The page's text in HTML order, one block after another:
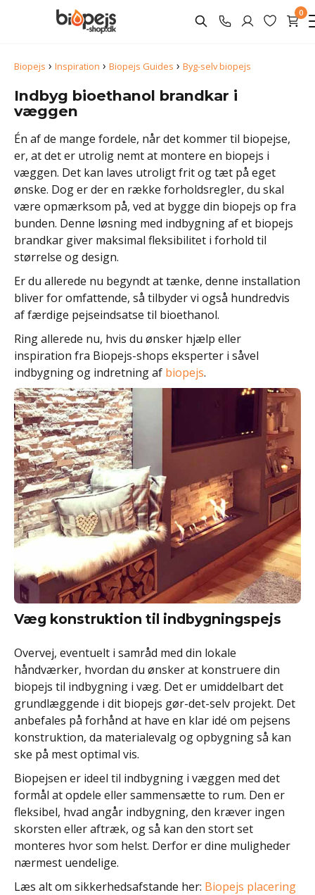
0
Biopejs › Inspiration › Biopejs Guides › Byg-selv biopejs
Indbyg bioethanol brandkar i
væggen
Én af de mange fordele, når det kommer til biopejse,
er, at det er utrolig nemt at montere en biopejs i
væggen. Det kan laves utroligt frit og tæt på eget
ønske. Dog er der en række forholdsregler, du skal
være opmærksom på, ved at bygge din biopejs op fra
bunden. Denne løsning med indbygning af et biopejs
brandkar giver maksimal fleksibilitet i forhold til
størrelse og design.
Er du allerede nu begyndt at tænke, denne installation
bliver for omfattende, så tilbyder vi også hundredvis
af færdige pejseindsatse til bioethanol.
Ring allerede nu, hvis du ønsker hjælp eller
inspiration fra Biopejs-shops eksperter i såvel
indbygning og indretning af biopejs.
Væg konstruktion til indbygningspejs
Overvej, eventuelt i samråd med din lokale
håndværker, hvordan du ønsker at konstruere din
biopejs til indbygning i væg. Det er umiddelbart det
grundlæggende i dit biopejs gør-det-selv projekt. Det
anbefales på forhånd at have en klar idé om pejsens
konstruktion, da materialevalg og opbygning så kan
ske på mest optimal vis.
Biopejsen er ideel til indbygning i væggen med det
formål at opdele eller sammensætte to rum. Den er
fleksibel, hvad angår indbygning, den kræver ingen
skorsten eller aftræk, og så kan den stort set
monteres hvor som helst. Derfor er dine muligheder
nærmest uendelige.
Læs alt om sikkerhedsafstande her: Biopejs placering